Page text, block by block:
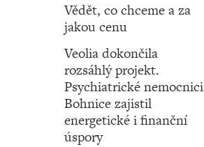
Vědět, co chceme a za
jakou cenu
Veolia dokončila
rozsáhlý projekt.
Psychiatrické nemocnici
Bohnice zajistil
energetické i finanční
úspory